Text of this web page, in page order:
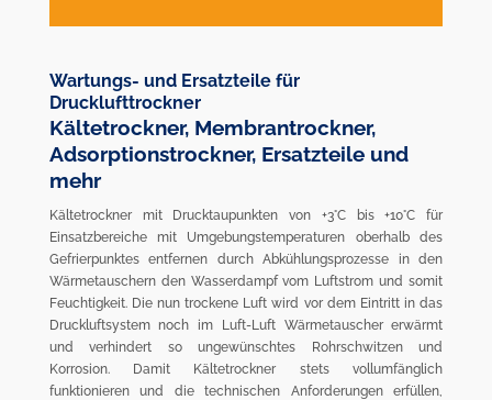
Wartungs- und Ersatzteile für
Drucklufttrockner
Kältetrockner, Membrantrockner,
Adsorptionstrockner, Ersatzteile und
mehr
Kältetrockner mit Drucktaupunkten von +3°C bis +10°C für
Einsatzbereiche mit Umgebungstemperaturen oberhalb des
Gefrierpunktes entfernen durch Abkühlungsprozesse in den
Wärmetauschern den Wasserdampf vom Luftstrom und somit
Feuchtigkeit. Die nun trockene Luft wird vor dem Eintritt in das
Druckluftsystem noch im Luft-Luft Wärmetauscher erwärmt
und verhindert so ungewünschtes Rohrschwitzen und
Korrosion. Damit Kältetrockner stets vollumfänglich
funktionieren und die technischen Anforderungen erfüllen,